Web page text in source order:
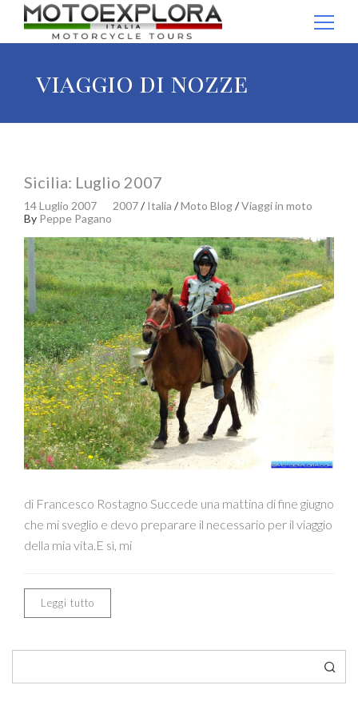
viaggio di nozze
Sicilia: Luglio 2007
14 Luglio 2007 2007/Italia /Moto Blog/Viaggi in moto
By Peppe Pagano
di Francesco Rostagno Succede una mattina di fine giugno
che mi sveglio e devo preparare il necessario per il viaggio
della mia vita.E sì, mi
Leggi tutto